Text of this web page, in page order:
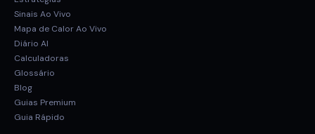
Sinais Ao Vivo
Mapa de Calor Ao Vivo
Diário AI
Calculadoras
Glossário
Blog
Guias Premium
Guia Rápido